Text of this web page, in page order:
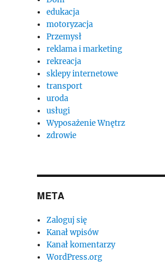
edukacja
motoryzacja
Przemysł
reklama i marketing
rekreacja
sklepy internetowe
transport
uroda
usługi
Wyposażenie Wnętrz
zdrowie
META
Zaloguj się
Kanał wpisów
Kanał komentarzy
WordPress.org